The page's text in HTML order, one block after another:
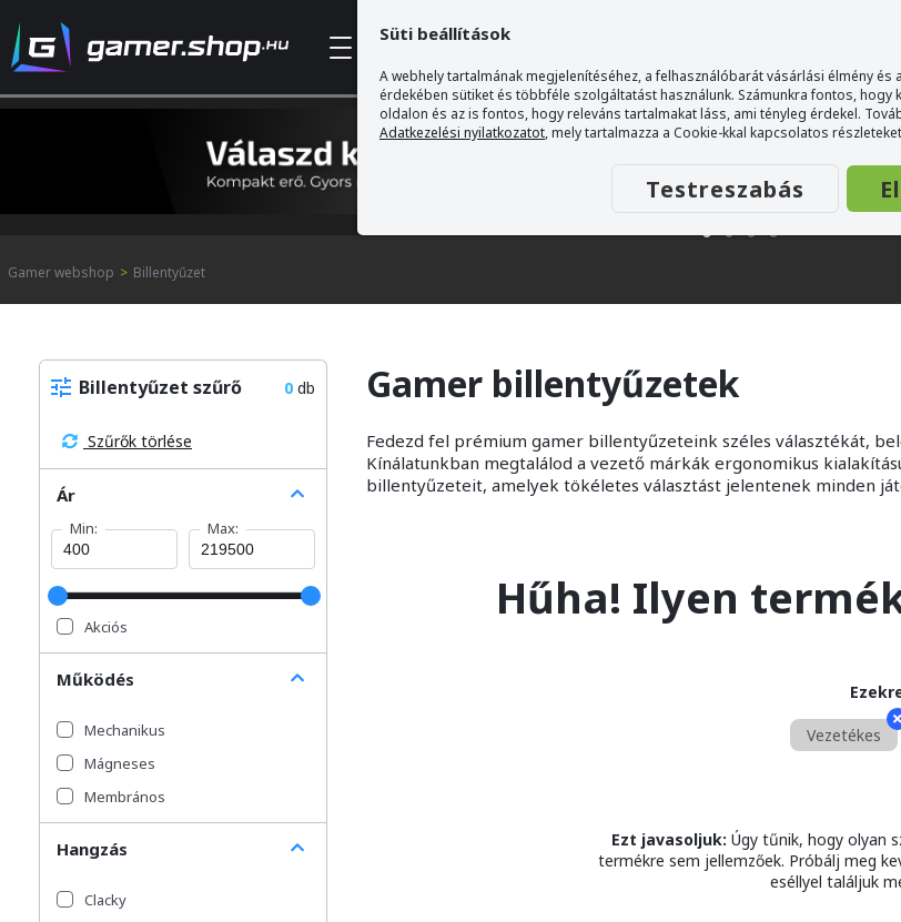
Kategóriák
Gamer webshop > Billentyűzet
Billentyűzet szűrő 0 db
Szűrők törlése
Ár
Min: Max:
Akciós
Működés
Mechanikus
Mágneses
Membrános
Hangzás
Clacky
Gamer billentyűzetek
Fedezd fel prémium gamer billentyűzeteink széles választékát,
Kínálatunkban megtalálod a vezető márkák ergonomikus
billentyűzeteit, amelyek tökéletes választást jelentenek minden
Hűha! Ilyen
Vezetékes
Ezt javasoljuk: Úgy tűnik, hogy olyan
termékre sem jellemzőek. Próbálj meg
eséllyel találjuk
Süti beállítások
A webhely tartalmának megjelenítéséhez, a felhasználóbarát vásárlási élmény és
érdekében sütiket és többféle szolgáltatást használunk. Számunkra fontos, hogy
oldalon és az is fontos, hogy releváns tartalmakat láss, ami tényleg érdekel.
Adatkezelési nyilatkozatot, mely tartalmazza a Cookie-kkal kapcsolatos
Testreszabás